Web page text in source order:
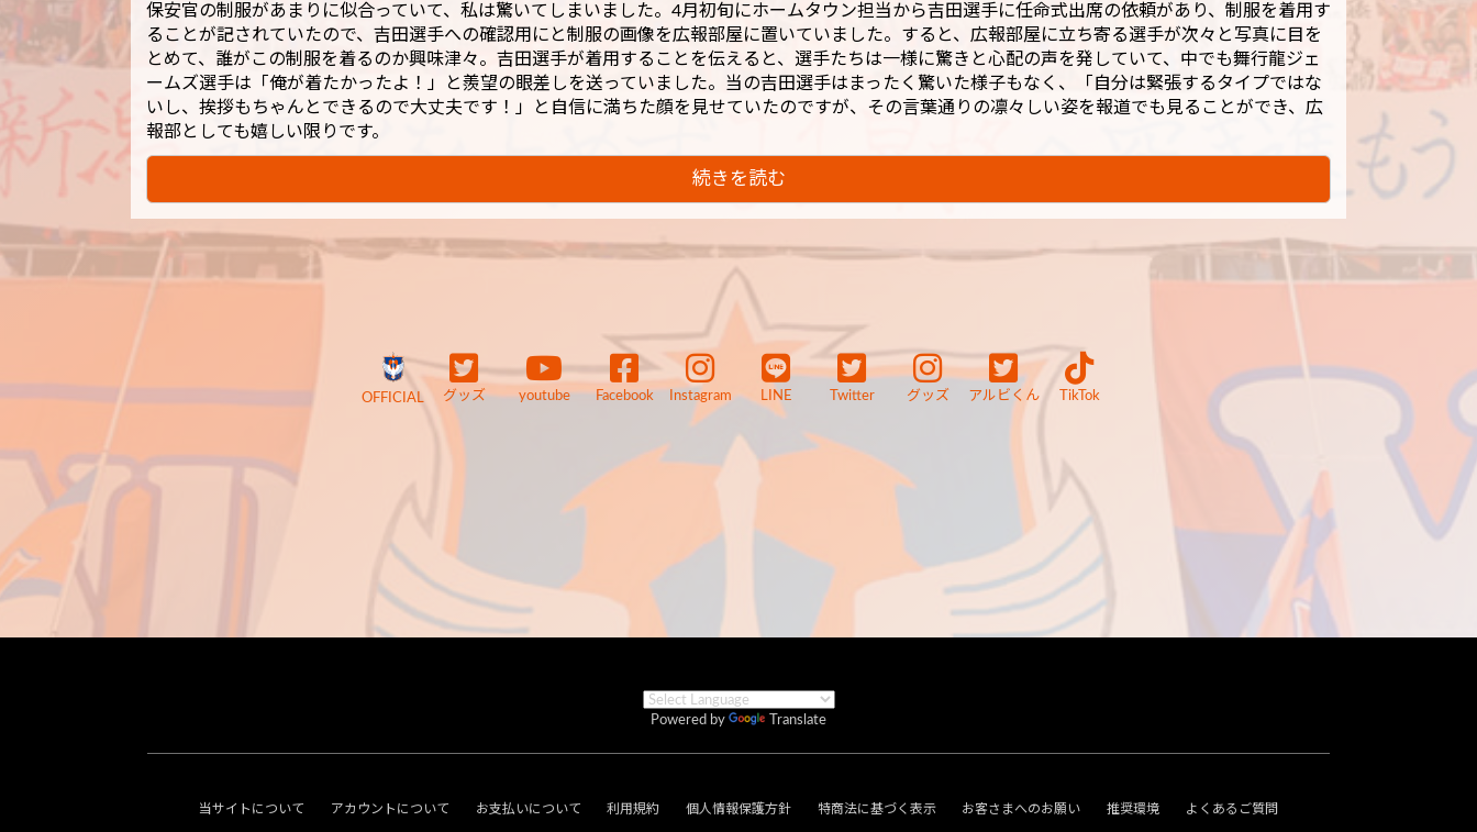
保安官の制服があまりに似合っていて、私は驚いてしまいました。4月初旬にホームタウン担当から吉田選手に任命式出席の依頼があり、制服を着用す
ることが記されていたので、吉田選手への確認用にと制服の画像を広報部屋に置いていました。すると、広報部屋に立ち寄る選手が次々と写真に目を
とめて、誰がこの制服を着るのか興味津々。吉田選手が着用することを伝えると、選手たちは一様に驚きと心配の声を発していて、中でも舞行龍ジェ
ームズ選手は「俺が着たかったよ！」と羨望の眼差しを送っていました。当の吉田選手はまったく驚いた様子もなく、「自分は緊張するタイプではな
いし、挨拶もちゃんとできるので大丈夫です！」と自信に満ちた顔を見せていたのですが、その言葉通りの凛々しい姿を報道でも見ることができ、広
報部としても嬉しい限りです。
続きを読む
OFFICIAL グッズ youtube Facebook Instagram LINE Twitter グッズ アルビくん TikTok
Powered by Translate
当サイトについて アカウントについて お支払いについて 利用規約 個人情報保護方針 特商法に基づく表示 お客さまへのお願い 推奨環境 よくあるご質問